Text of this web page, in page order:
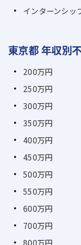
インターンシッ
東京都 年収別
200万円
250万円
300万円
350万円
400万円
450万円
500万円
550万円
600万円
700万円
800万円